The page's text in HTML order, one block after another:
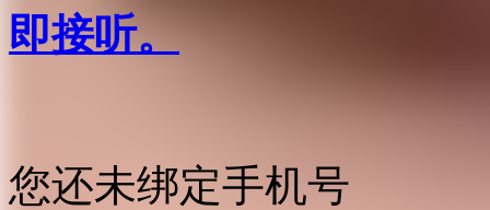
即接听。
您还未绑定手机号